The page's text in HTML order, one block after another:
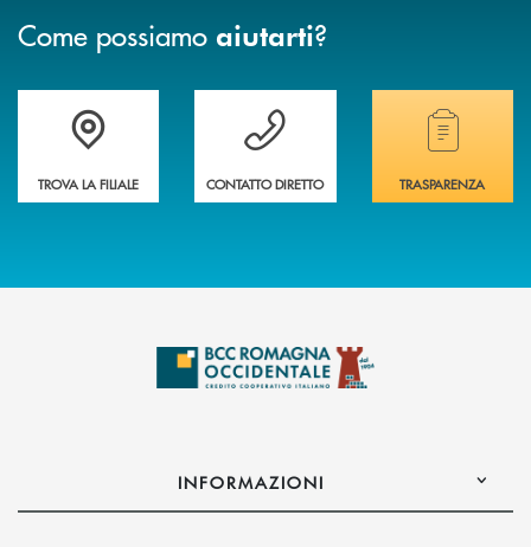
Come possiamo aiutarti?
Accedi all' elenco completo delle filiali della banca.
TROVA LA FILIALE
Hai bisogno di assistenza immediata?
CONTATTO DIRETTO
Hai bisogno di
TRASPARENZA
INFORMAZIONI